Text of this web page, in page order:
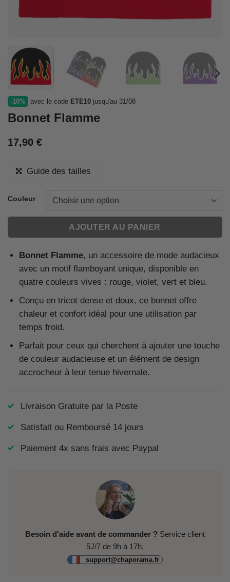
-10% avec le code ETE10 jusqu'au 31/08
Bonnet Flamme
17,90 €
Guide des tailles
Couleur
AJOUTER AU PANIER
Bonnet Flamme, un accessoire de mode audacieux
avec un motif flamboyant unique, disponible en
quatre couleurs vives : rouge, violet, vert et bleu.
Conçu en tricot dense et doux, ce bonnet offre
chaleur et confort idéal pour une utilisation par
temps froid.
Parfait pour ceux qui cherchent à ajouter une touche
de couleur audacieuse et un élément de design
accrocheur à leur tenue hivernale.
Livraison Gratuite par la Poste
Satisfait ou Remboursé 14 jours
Paiement 4x sans frais avec Paypal
Besoin d'aide avant de commander ? Service client
5J/7 de 9h à 17h.
support@chaporama.fr